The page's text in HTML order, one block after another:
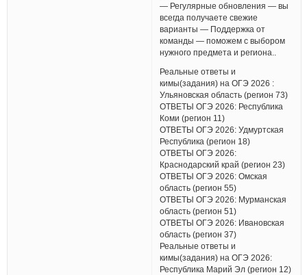
— Регулярные обновления — вы
всегда получаете свежие
варианты — Поддержка от
команды — поможем с выбором
нужного предмета и региона..
Реальные ответы и
кимы(задания) на ОГЭ 2026 :
Ульяновская область (регион 73)
ОТВЕТЫ ОГЭ 2026: Республика
Коми (регион 11)
ОТВЕТЫ ОГЭ 2026: Удмуртская
Республика (регион 18)
ОТВЕТЫ ОГЭ 2026:
Краснодарский край (регион 23)
ОТВЕТЫ ОГЭ 2026: Омская
область (регион 55)
ОТВЕТЫ ОГЭ 2026: Мурманская
область (регион 51)
ОТВЕТЫ ОГЭ 2026: Ивановская
область (регион 37)
Реальные ответы и
кимы(задания) на ОГЭ 2026:
Республика Марий Эл (регион 12)